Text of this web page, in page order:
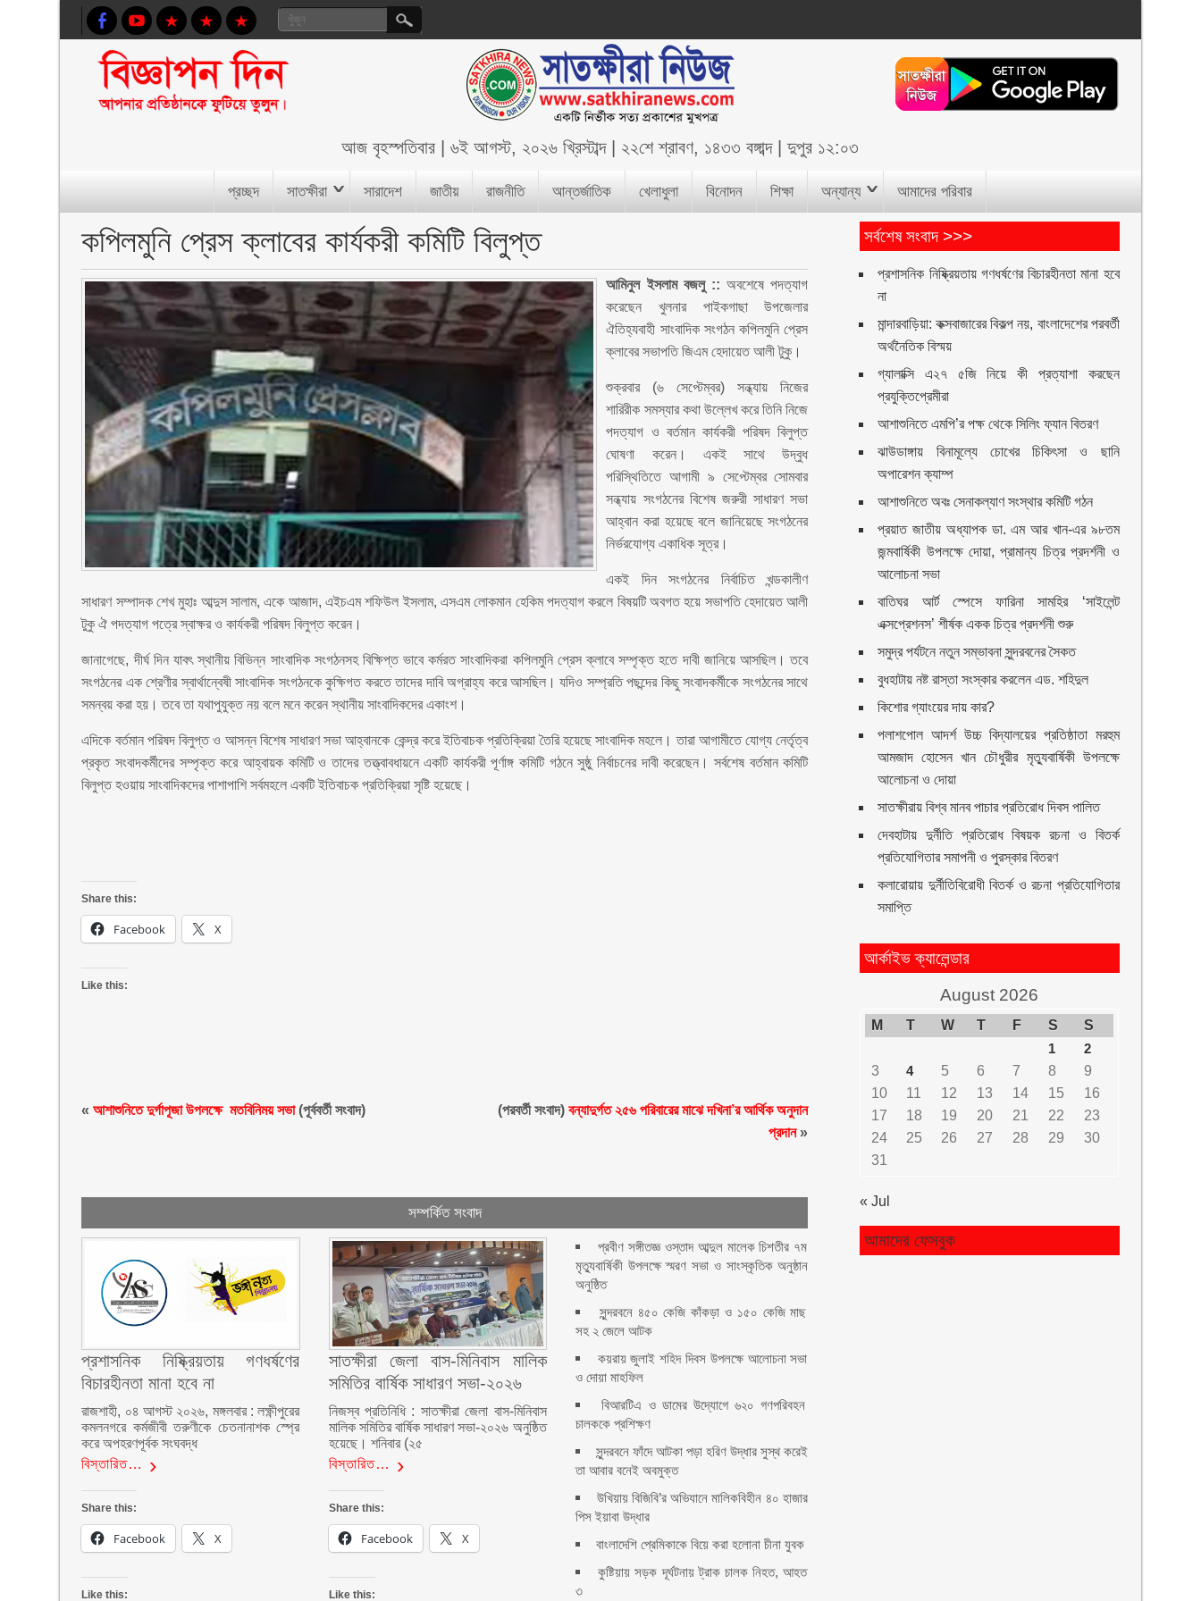
আজবৃহস্পতিবার |৬ই আগস্ট, ২০২৬ খ্রিস্টাব্দ| ২২শে শ্রাবণ, ১৪৩৩ বঙ্গাব্দ|দুপুর ১২:০৩
প্রচ্ছদ সাতক্ষীরা সারাদেশ জাতীয় রাজনীতি আন্তর্জাতিক খেলাধুলা বিনোদন শিক্ষা অন্যান্য আমাদের পরিবার
কপিলমুনি প্রেস ক্লাবের কার্যকরী কমিটি বিলুপ্ত
আমিনুল ইসলাম বজলু :: অবশেষে পদত্যাগ
করেছেন খুলনার পাইকগাছা উপজেলার
ঐতিহ্যবাহী সাংবাদিক সংগঠন কপিলমুনি প্রেস
ক্লাবের সভাপতি জিএম হেদায়েত আলী টুকু।
শুক্রবার (৬ সেপ্টেম্বর) সন্ধ্যায় নিজের
শারিরীক সমস্যার কথা উল্লেখ করে তিনি নিজে
পদত্যাগ ও বর্তমান কার্যকরী পরিষদ বিলুপ্ত
ঘোষণা করেন। একই সাথে উদ্বুধ
পরিস্থিতিতে আগামী ৯ সেপ্টেম্বর সোমবার
সন্ধ্যায় সংগঠনের বিশেষ জরুরী সাধারণ সভা
আহ্বান করা হয়েছে বলে জানিয়েছে সংগঠনের
নির্ভরযোগ্য একাধিক সূত্র।
একই দিন সংগঠনের নির্বাচিত খন্ডকালীণ
সাধারণ সম্পাদক শেখ মুহাঃ আব্দুস সালাম, একে আজাদ, এইচএম শফিউল ইসলাম, এসএম লোকমান হেকিম পদত্যাগ করলে বিষয়টি অবগত হয়ে সভাপতি হেদায়েত আলী
টুকু ঐ পদত্যাগ পত্রে স্বাক্ষর ও কার্যকরী পরিষদ বিলুপ্ত করেন।
জানাগেছে, দীর্ঘ দিন যাবৎ স্থানীয় বিভিন্ন সাংবাদিক সংগঠনসহ বিক্ষিপ্ত ভাবে কর্মরত সাংবাদিকরা কপিলমুনি প্রেস ক্লাবে সম্পৃক্ত হতে দাবী জানিয়ে আসছিল। তবে
সংগঠনের এক শ্রেণীর স্বার্থান্বেষী সাংবাদিক সংগঠনকে কুক্ষিগত করতে তাদের দাবি অগ্রাহ্য করে আসছিল। যদিও সম্প্রতি পছন্দের কিছু সংবাদকর্মীকে সংগঠনের সাথে
সমন্বয় করা হয়। তবে তা যথাপুযুক্ত নয় বলে মনে করেন স্থানীয় সাংবাদিকদের একাংশ।
এদিকে বর্তমান পরিষদ বিলুপ্ত ও আসন্ন বিশেষ সাধারণ সভা আহ্বানকে কেন্দ্র করে ইতিবাচক প্রতিক্রিয়া তৈরি হয়েছে সাংবাদিক মহলে। তারা আগামীতে যোগ্য নের্তৃত্ব
প্রকৃত সংবাদকর্মীদের সম্পৃক্ত করে আহ্বায়ক কমিটি ও তাদের তত্ত্বাবধায়নে একটি কার্যকরী পূর্ণাঙ্গ কমিটি গঠনে সুষ্ঠু নির্বাচনের দাবী করেছেন। সর্বশেষ বর্তমান কমিটি
বিলুপ্ত হওয়ায় সাংবাদিকদের পাশাপাশি সর্বমহলে একটি ইতিবাচক প্রতিক্রিয়া সৃষ্টি হয়েছে।
Share this:
Facebook X
Like this:
«আশাশুনিতে দুর্গাপূজা উপলক্ষে মতবিনিময় সভা(পূর্ববর্তী সংবাদ) (পরবর্তী সংবাদ)বন্যাদুর্গত ২৫৬ পরিবারের মাঝে দখিনা’র আর্থিক অনুদান
প্রদান»
সম্পর্কিত সংবাদ
প্রশাসনিক নিষ্ক্রিয়তায় গণধর্ষণের
বিচারহীনতা মানা হবে না
রাজশাহী, ০৪ আগস্ট ২০২৬, মঙ্গলবার : লক্ষ্ণীপুরের
কমলনগরে কর্মজীবী তরুণীকে চেতনানাশক স্প্রে
করে অপহরণপূর্বক সংঘবদ্ধ
বিস্তারিত…
Share this:
Facebook X
Like this:
সাতক্ষীরা জেলা বাস-মিনিবাস মালিক
সমিতির বার্ষিক সাধারণ সভা-২০২৬
নিজস্ব প্রতিনিধি : সাতক্ষীরা জেলা বাস-মিনিবাস
মালিক সমিতির বার্ষিক সাধারণ সভা-২০২৬ অনুষ্ঠিত
হয়েছে। শনিবার (২৫
বিস্তারিত…
Share this:
Facebook X
Like this:
প্রবীণ সঙ্গীতজ্ঞ ওস্তাদ আব্দুল মালেক চিশতীর ৭ম
মৃত্যুবার্ষিকী উপলক্ষে স্মরণ সভা ও সাংস্কৃতিক অনুষ্ঠান
অনুষ্ঠিত
সুন্দরবনে ৪৫০ কেজি কাঁকড়া ও ১৫০ কেজি মাছ
সহ ২ জেলে আটক
কয়রায় জুলাই শহিদ দিবস উপলক্ষে আলোচনা সভা
ও দোয়া মাহফিল
বিআরটিএ ও ডামের উদ্যোগে ৬২০ গণপরিবহন
চালককে প্রশিক্ষণ
সুন্দরবনে ফাঁদে আটকা পড়া হরিণ উদ্ধার সুস্থ করেই
তা আবার বনেই অবমুক্ত
উখিয়ায় বিজিবি’র অভিযানে মালিকবিহীন ৪০ হাজার
পিস ইয়াবা উদ্ধার
বাংলাদেশি প্রেমিকাকে বিয়ে করা হলোনা চীনা যুবক
কুষ্টিয়ায় সড়ক দূর্ঘটনায় ট্রাক চালক নিহত, আহত
৩
সর্বশেষ সংবাদ >>>
প্রশাসনিক নিষ্ক্রিয়তায় গণধর্ষণের বিচারহীনতা মানা হবে
না
মান্দারবাড়িয়া: কক্সবাজারের বিকল্প নয়, বাংলাদেশের পরবর্তী
অর্থনৈতিক বিস্ময়
গ্যালাক্সি এ২৭ ৫জি নিয়ে কী প্রত্যাশা করছেন
প্রযুক্তিপ্রেমীরা
আশাশুনিতে এমপি’র পক্ষ থেকে সিলিং ফ্যান বিতরণ
ঝাউডাঙ্গায় বিনামূল্যে চোখের চিকিৎসা ও ছানি
অপারেশন ক্যাম্প
আশাশুনিতে অবঃ সেনাকল্যাণ সংস্থার কমিটি গঠন
প্রয়াত জাতীয় অধ্যাপক ডা. এম আর খান-এর ৯৮তম
জন্মবার্ষিকী উপলক্ষে দোয়া, প্রামান্য চিত্র প্রদর্শনী ও
আলোচনা সভা
বাতিঘর আর্ট স্পেসে ফারিনা সামহির ‘সাইলেন্ট
এক্সপ্রেশনস’ শীর্ষক একক চিত্র প্রদর্শনী শুরু
সমুদ্র পর্যটনে নতুন সম্ভাবনা সুন্দরবনের সৈকত
বুধহাটায় নষ্ট রাস্তা সংস্কার করলেন এড. শহিদুল
কিশোর গ্যাংয়ের দায় কার?
পলাশপোল আদর্শ উচ্চ বিদ্যালয়ের প্রতিষ্ঠাতা মরহুম
আমজাদ হোসেন খান চৌধুরীর মৃত্যুবার্ষিকী উপলক্ষে
আলোচনা ও দোয়া
সাতক্ষীরায় বিশ্ব মানব পাচার প্রতিরোধ দিবস পালিত
দেবহাটায় দুর্নীতি প্রতিরোধ বিষয়ক রচনা ও বিতর্ক
প্রতিযোগিতার সমাপনী ও পুরস্কার বিতরণ
কলারোয়ায় দুর্নীতিবিরোধী বিতর্ক ও রচনা প্রতিযোগিতার
সমাপ্তি
আর্কাইভ ক্যালেন্ডার
August 2026
M T W T F S
S
1
2
3
4 5 6 7 8
9
10
11 12 13 14 15
16
17
18 19 20 21 22
23
24
25 26 27 28 29
30
31
« Jul
আমাদের ফেসবুক